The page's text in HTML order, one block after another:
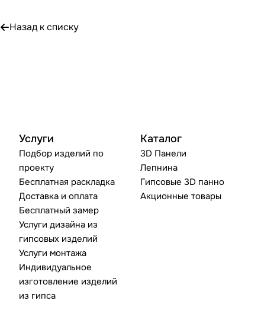
Назад к списку
Услуги
Подбор изделий по
проекту
Бесплатная раскладка
Доставка и оплата
Бесплатный замер
Услуги дизайна из
гипсовых изделий
Услуги монтажа
Индивидуальное
изготовление изделий
из гипса
Каталог
3D Панели
Лепнина
Гипсовые 3D панно
Акционные товары